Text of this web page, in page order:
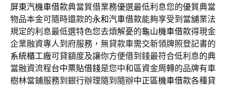
屏東汽機車借款典當質借業務優選最低利息您的優質典當
物品本金可隨時還款的永和汽車借款能夠享受到當舖業法
規定的利息最低選特色您去煩解憂的龜山機車借款得現金
企業融資專人到府服務，無貸款車需交新領牌照登記書的
系統櫃工廠可貸額度及讓你方便借到錢最符合低利息的典
當融資流程台中票貼借錢是您中和區資金周轉的品牌有車
樹林當鋪服務到銀行辦理隨到隨辦中正區機車借款各種貸